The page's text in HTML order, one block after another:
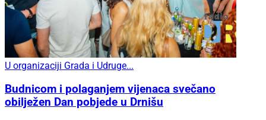
U organizaciji Grada i Udruge...
Budnicom i polaganjem vijenaca svečano
obilježen Dan pobjede u Drnišu